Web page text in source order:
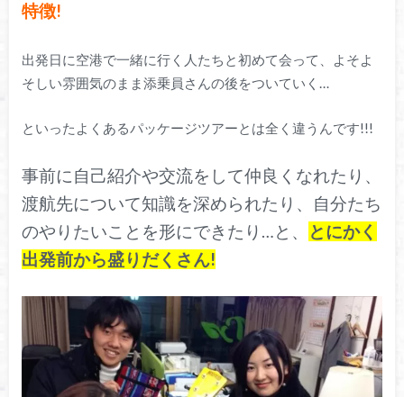
特徴!
出発日に空港で一緒に行く人たちと初めて会って、よそよ
そしい雰囲気のまま添乗員さんの後をついていく…
といったよくあるパッケージツアーとは全く違うんです!!!
事前に自己紹介や交流をして仲良くなれたり、
渡航先について知識を深められたり、自分たち
のやりたいことを形にできたり…と、
とにかく
出発前から盛りだくさん!